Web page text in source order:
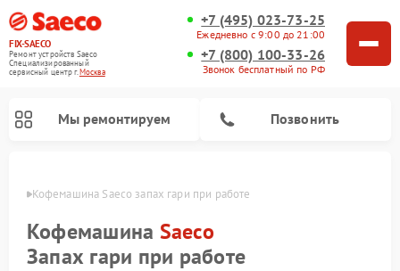
FIX-SAECO
Ремонт устройств Saeco
Специализированный
cервисный центр г.Москва
+7 (495) 023-73-25
Ежедневно с 9:00 до 21:00
+7 (800) 100-33-26
Звонок бесплатный по РФ
Мы ремонтируем Позвонить
Кофемашина Saeco запах гари при работе
Кофемашина Saeco
Запах гари при работе